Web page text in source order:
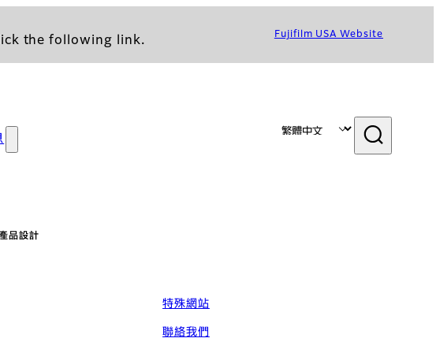
the following link. Fujifilm USA Website
品設計
特殊網站
聯絡我們